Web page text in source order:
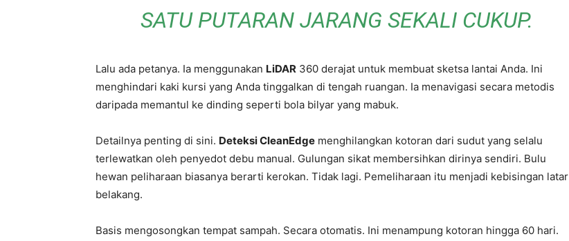
SATU PUTARAN JARANG SEKALI CUKUP.
Lalu ada petanya. Ia menggunakan LiDAR 360 derajat untuk membuat sketsa lantai Anda. Ini
menghindari kaki kursi yang Anda tinggalkan di tengah ruangan. Ia menavigasi secara metodis
daripada memantul ke dinding seperti bola bilyar yang mabuk.
Detailnya penting di sini. Deteksi CleanEdge menghilangkan kotoran dari sudut yang selalu
terlewatkan oleh penyedot debu manual. Gulungan sikat membersihkan dirinya sendiri. Bulu
hewan peliharaan biasanya berarti kerokan. Tidak lagi. Pemeliharaan itu menjadi kebisingan latar
belakang.
Basis mengosongkan tempat sampah. Secara otomatis. Ini menampung kotoran hingga 60 hari.